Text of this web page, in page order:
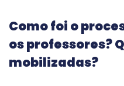
Como foi o
os professores?
mobilizadas?